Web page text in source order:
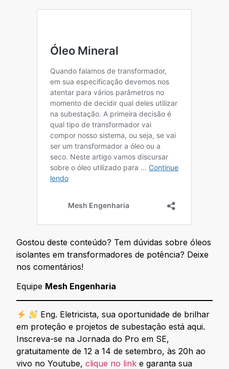
Gostou deste conteúdo? Tem dúvidas sobre óleos
isolantes em transformadores de potência? Deixe
nos comentários!
Equipe Mesh Engenharia
Eng. Eletricista, sua oportunidade de brilhar
em proteção e projetos de subestação está aqui.
Inscreva-se na Jornada do Pro em SE,
gratuitamente de 12 a 14 de setembro, às 20h ao
vivo no Youtube,clique no link e garanta sua